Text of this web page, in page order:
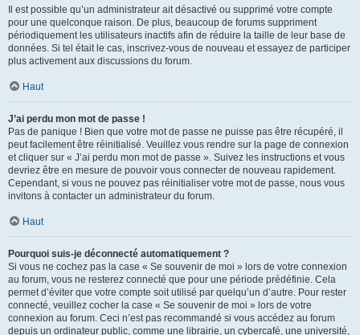
Il est possible qu’un administrateur ait désactivé ou supprimé votre compte
pour une quelconque raison. De plus, beaucoup de forums suppriment
périodiquement les utilisateurs inactifs afin de réduire la taille de leur base de
données. Si tel était le cas, inscrivez-vous de nouveau et essayez de participer
plus activement aux discussions du forum.
Haut
J’ai perdu mon mot de passe !
Pas de panique ! Bien que votre mot de passe ne puisse pas être récupéré, il
peut facilement être réinitialisé. Veuillez vous rendre sur la page de connexion
et cliquer sur « J’ai perdu mon mot de passe ». Suivez les instructions et vous
devriez être en mesure de pouvoir vous connecter de nouveau rapidement.
Cependant, si vous ne pouvez pas réinitialiser votre mot de passe, nous vous
invitons à contacter un administrateur du forum.
Haut
Pourquoi suis-je déconnecté automatiquement ?
Si vous ne cochez pas la case « Se souvenir de moi » lors de votre connexion
au forum, vous ne resterez connecté que pour une période prédéfinie. Cela
permet d’éviter que votre compte soit utilisé par quelqu’un d’autre. Pour rester
connecté, veuillez cocher la case « Se souvenir de moi » lors de votre
connexion au forum. Ceci n’est pas recommandé si vous accédez au forum
depuis un ordinateur public, comme une librairie, un cybercafé, une université,